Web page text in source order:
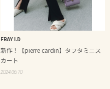
FRAY I.D
新作！【pierre cardin】タフタミニス
カート
2024.06.10